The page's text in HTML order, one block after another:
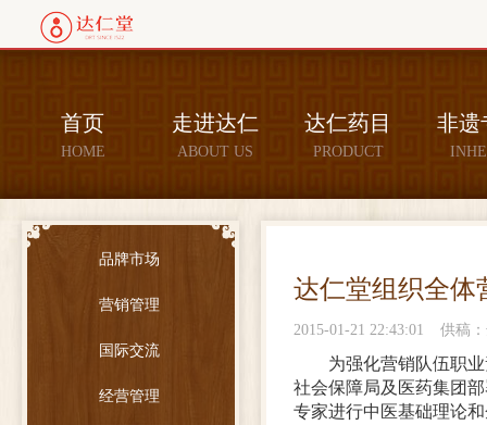
首页
HOME
走进达仁
ABOUT US
达仁药目
PRODUCT
非遗
品牌市场
营销管理
国际交流
经营管理
达仁堂组织全体
2015-01-21 22:43:01 供稿
为强化营销队伍职
社会保障局及医药集团
专家进行中医基础理论